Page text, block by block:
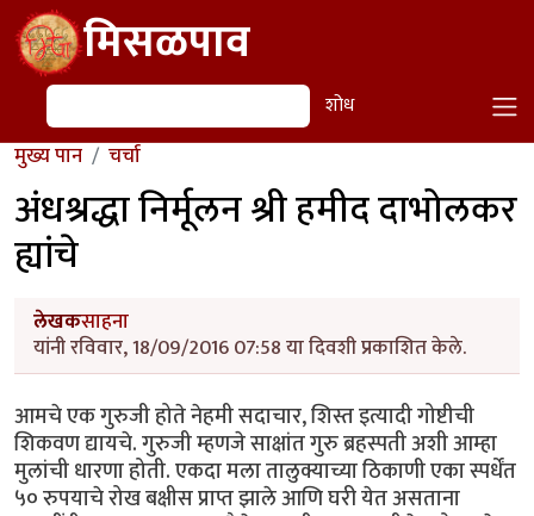
Skip to main contentमिसळपाव
शोध शोध
मुख्य पान चर्चा
अंधश्रद्धा निर्मूलन श्री हमीद दाभोलकर
ह्यांचे
लेखकसाहना
यांनी रविवार, 18/09/2016 07:58 या दिवशी प्रकाशित केले.
आमचे एक गुरुजी होते नेहमी सदाचार, शिस्त इत्यादी गोष्टीची
शिकवण द्यायचे. गुरुजी म्हणजे साक्षांत गुरु ब्रहस्पती अशी आम्हा
मुलांची धारणा होती. एकदा मला तालुक्याच्या ठिकाणी एका स्पर्धेंत
५० रुपयाचे रोख बक्षीस प्राप्त झाले आणि घरी येत असताना